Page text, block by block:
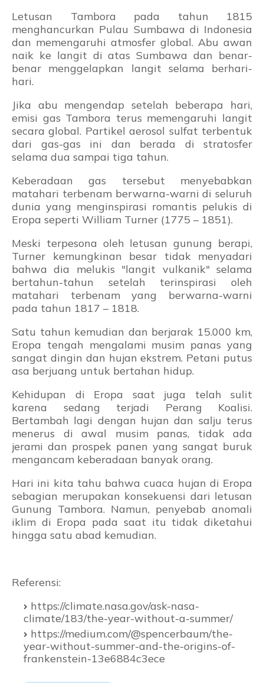
Letusan Tambora pada tahun 1815
menghancurkan Pulau Sumbawa di Indonesia
dan memengaruhi atmosfer global. Abu awan
naik ke langit di atas Sumbawa dan benar-
benar menggelapkan langit selama berhari-
hari.
Jika abu mengendap setelah beberapa hari,
emisi gas Tambora terus memengaruhi langit
secara global. Partikel aerosol sulfat terbentuk
dari gas-gas ini dan berada di stratosfer
selama dua sampai tiga tahun.
Keberadaan gas tersebut menyebabkan
matahari terbenam berwarna-warni di seluruh
dunia yang menginspirasi romantis pelukis di
Eropa seperti William Turner (1775 – 1851).
Meski terpesona oleh letusan gunung berapi,
Turner kemungkinan besar tidak menyadari
bahwa dia melukis "langit vulkanik" selama
bertahun-tahun setelah terinspirasi oleh
matahari terbenam yang berwarna-warni
pada tahun 1817 – 1818.
Satu tahun kemudian dan berjarak 15.000 km,
Eropa tengah mengalami musim panas yang
sangat dingin dan hujan ekstrem. Petani putus
asa berjuang untuk bertahan hidup.
Kehidupan di Eropa saat juga telah sulit
karena sedang terjadi Perang Koalisi.
Bertambah lagi dengan hujan dan salju terus
menerus di awal musim panas, tidak ada
jerami dan prospek panen yang sangat buruk
mengancam keberadaan banyak orang.
Hari ini kita tahu bahwa cuaca hujan di Eropa
sebagian merupakan konsekuensi dari letusan
Gunung Tambora. Namun, penyebab anomali
iklim di Eropa pada saat itu tidak diketahui
hingga satu abad kemudian.
Referensi:
https://climate.nasa.gov/ask-nasa-
climate/183/the-year-without-a-summer/
https://medium.com/@spencerbaum/the-
year-without-summer-and-the-origins-of-
frankenstein-13e6884c3ece